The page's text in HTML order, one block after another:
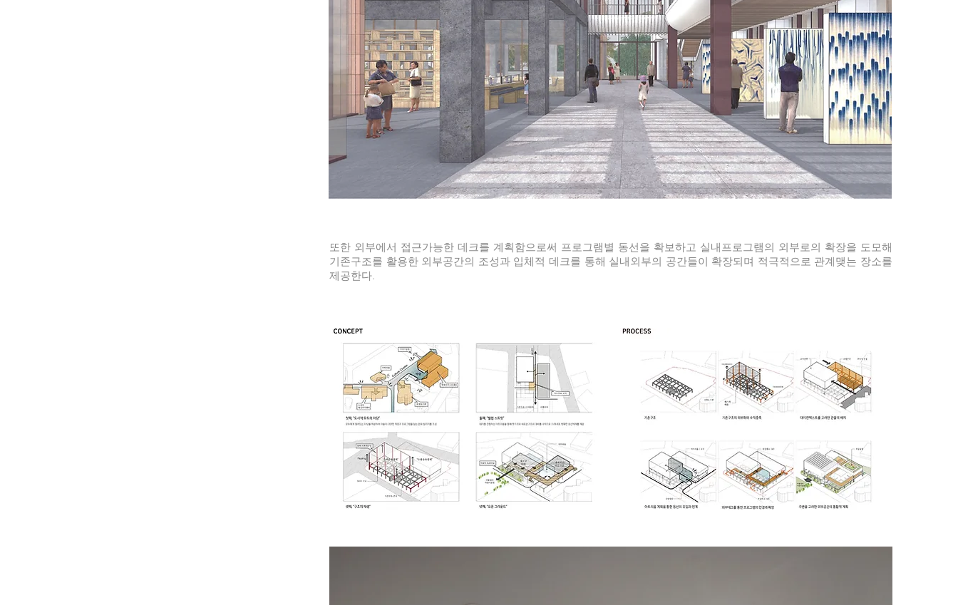
또한 외부에서 접근가능한 데크를 계획함으로써 프로그램별 동선을 확보하고 실내프로그램의 외부로의 확장을 도모해
기존구조를 활용한 외부공간의 조성과 입체적 데크를 통해 실내외부의 공간들이 확장되며 적극적으로 관계맺는 장소를
제공한다.